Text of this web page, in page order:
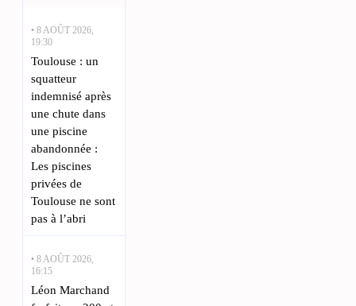
• 8 AOÛT 2026,
19:30
Toulouse : un
squatteur
indemnisé après
une chute dans
une piscine
abandonnée :
Les piscines
privées de
Toulouse ne sont
pas à l’abri
• 8 AOÛT 2026,
16:15
Léon Marchand